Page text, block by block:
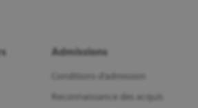
Admissions
Conditions d'admission
Reconnaissance des acquis